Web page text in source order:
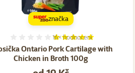
Ontario Pork Cartilage with
Chicken in Broth 100g
Hodnocení 100%, počet
16×hodnocení
značka